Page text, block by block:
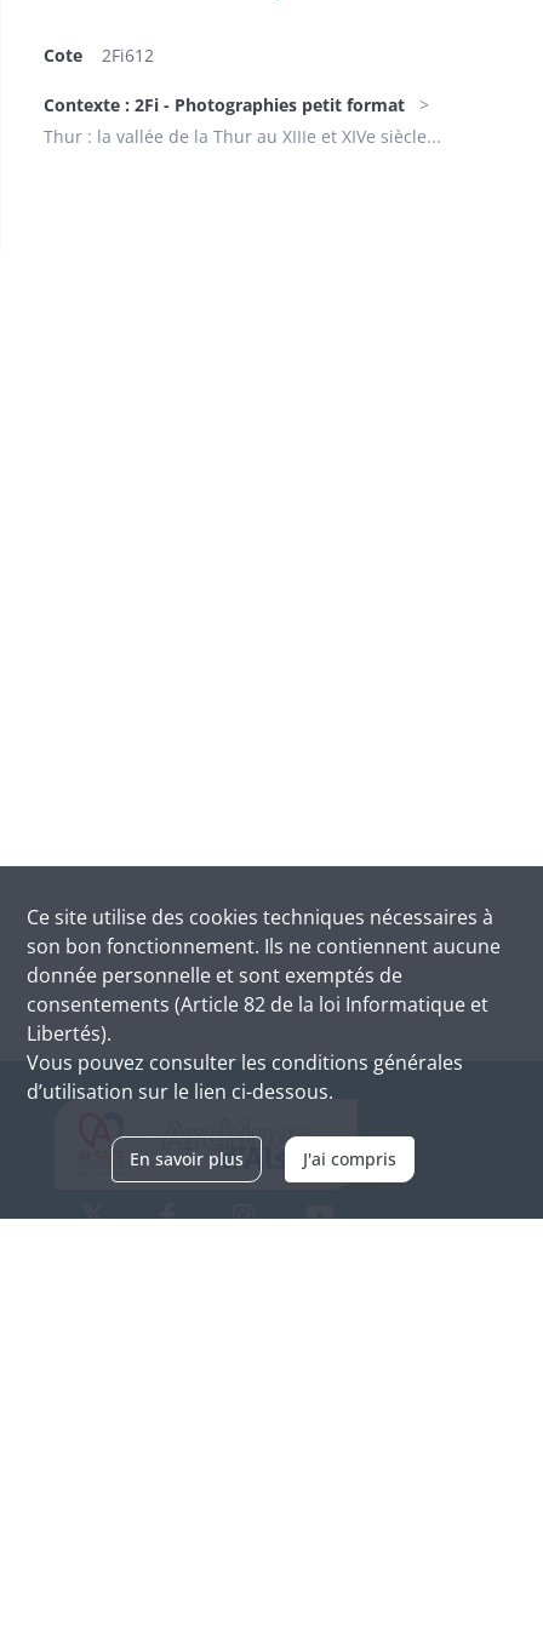
Cote 2Fi612
Contexte : 2Fi - Photographies petit format
Thur : la vallée de la Thur au XIIIe et XIVe siècle...
Ce site utilise des cookies techniques nécessaires à
son bon fonctionnement. Ils ne contiennent aucune
donnée personnelle et sont exemptés de
consentements (Article 82 de la loi Informatique et
Libertés).
Vous pouvez consulter les conditions générales
d’utilisation sur le lien ci-dessous.
En savoir plus J'ai compris